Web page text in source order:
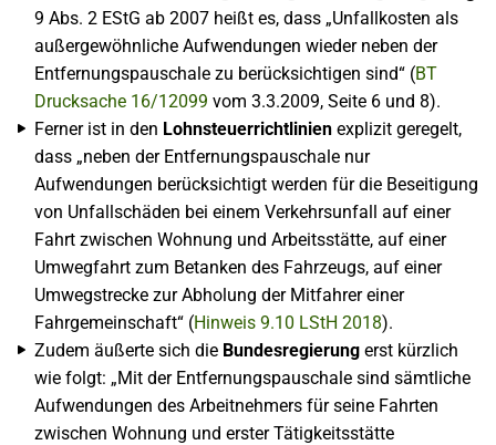
9 Abs. 2 EStG ab 2007 heißt es, dass „Unfallkosten als
außergewöhnliche Aufwendungen wieder neben der
Entfernungspauschale zu berücksichtigen sind“ (BT
Drucksache 16/12099 vom 3.3.2009, Seite 6 und 8).
Ferner ist in den Lohnsteuerrichtlinien explizit geregelt,
dass „neben der Entfernungspauschale nur
Aufwendungen berücksichtigt werden für die Beseitigung
von Unfallschäden bei einem Verkehrsunfall auf einer
Fahrt zwischen Wohnung und Arbeitsstätte, auf einer
Umwegfahrt zum Betanken des Fahrzeugs, auf einer
Umwegstrecke zur Abholung der Mitfahrer einer
Fahrgemeinschaft“ (Hinweis 9.10 LStH 2018).
Zudem äußerte sich die Bundesregierung erst kürzlich
wie folgt: „Mit der Entfernungspauschale sind sämtliche
Aufwendungen des Arbeitnehmers für seine Fahrten
zwischen Wohnung und erster Tätigkeitsstätte